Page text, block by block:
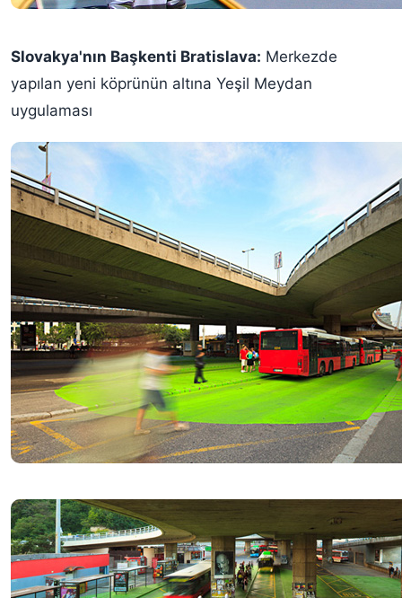
Slovakya'nın Başkenti Bratislava: Merkezde
yapılan yeni köprünün altına Yeşil Meydan
uygulaması